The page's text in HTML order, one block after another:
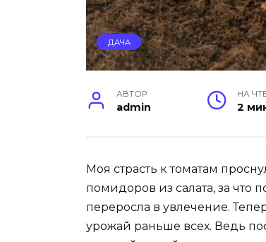
ДАЧА
АВТОР
admin
НА
2
Моя страсть к томатам
помидоров из салата, за что
переросла в увлечение.
урожай раньше всех. Ведь